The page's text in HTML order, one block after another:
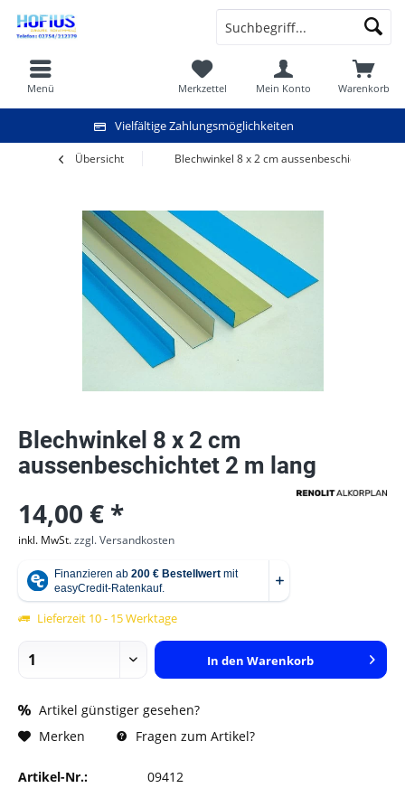
Vielfältige Zahlungsmöglichkeiten
Warenkorb
Merkzettel Mein Konto
Menü
Übersicht Blechwinkel 8 x 2 cm aussenbeschichtet 2 m
Blechwinkel 8 x 2 cm
aussenbeschichtet 2 m lang
14,00 € *
inkl. MwSt.zzgl. Versandkosten
Lieferzeit 10 - 15 Werktage
In den Warenkorb
Artikel günstiger gesehen?
Merken
Fragen zum Artikel?
Artikel-Nr.:
09412